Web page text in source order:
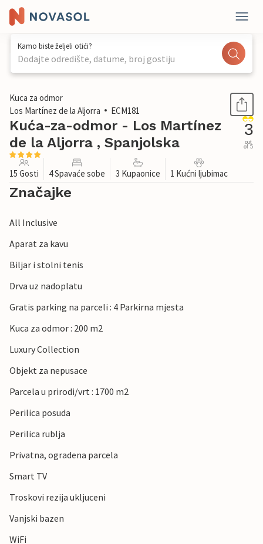
Kamo biste željeli otići?
Dodajte odredište, datume, broj gostiju
1 / 43
Kuca za odmor
Los Martínez de la Aljorra
ECM181
Kuća-za-odmor - Los Martínez
de la Aljorra , Spanjolska
3
out
of 5
15 Gosti 4 Spavaće sobe 3 Kupaonice 1 Kućni ljubimac
Značajke
All Inclusive
Aparat za kavu
Biljar i stolni tenis
Drva uz nadoplatu
Gratis parking na parceli : 4 Parkirna mjesta
Kuca za odmor : 200 m2
Luxury Collection
Objekt za nepusace
Parcela u prirodi/vrt : 1700 m2
Perilica posuda
Perilica rublja
Privatna, ogradena parcela
Smart TV
Troskovi rezija ukljuceni
Vanjski bazen
WiFi